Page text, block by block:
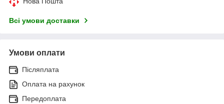
Всі умови доставки
Умови оплати
Післяплата
Оплата на рахунок
Передоплата